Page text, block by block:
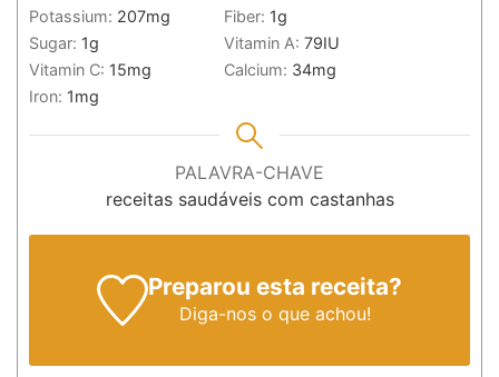
Potassium: 207mg Fiber: 1g
Sugar: 1g Vitamin A: 79IU
Vitamin C: 15mg Calcium: 34mg
Iron: 1mg
PALAVRA-CHAVE
receitas saudáveis com castanhas
Preparou esta receita?
Diga-noso que achou!